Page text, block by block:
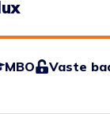
MBO Vaste